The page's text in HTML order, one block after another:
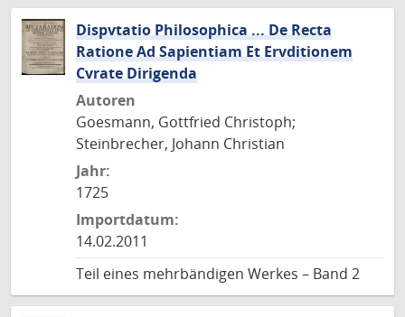
Dispvtatio Philosophica ... De Recta
Ratione Ad Sapientiam Et Ervditionem
Cvrate Dirigenda
Autoren
Goesmann, Gottfried Christoph;
Steinbrecher, Johann Christian
Jahr:
1725
Importdatum:
14.02.2011
Teil eines mehrbändigen Werkes – Band 2